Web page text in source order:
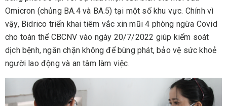
Omicron (chủng BA.4 và BA.5) tại một số khu vực. Chính vì
vậy, Bidrico triển khai tiêm vắc xin mũi 4 phòng ngừa Covid
cho toàn thể CBCNV vào ngày 20/7/2022 giúp kiểm soát
dịch bệnh, ngăn chặn không để bùng phát, bảo vệ sức khoẻ
người lao động và an tâm làm việc.